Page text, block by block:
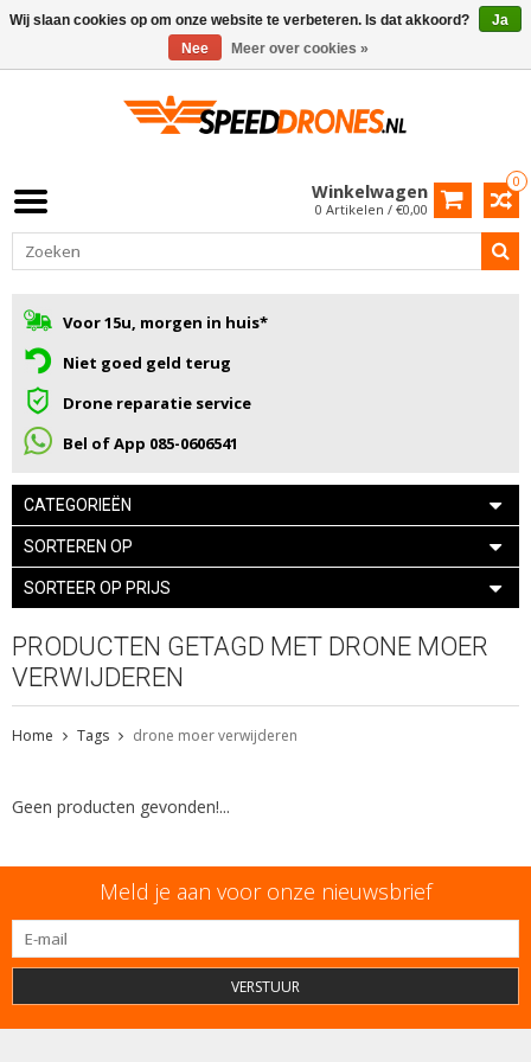
0
Winkelwagen
0 Artikelen / €0,00
Voor 15u, morgen in huis*
Niet goed geld terug
Drone reparatie service
Bel of App 085-0606541
CATEGORIEËN
SORTEREN OP
SORTEER OP PRIJS
PRODUCTEN GETAGD MET DRONE MOER
VERWIJDEREN
Home Tags drone moer verwijderen
Geen producten gevonden!...
Meld je aan voor onze nieuwsbrief
VERSTUUR
Wij slaan cookies op om onze website te verbeteren. Is dat akkoord?
Ja
Nee
Meer over cookies »